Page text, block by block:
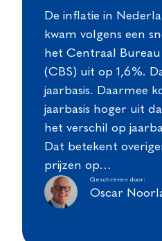
De inflatie in
kwam volgens een
het Centraal
(CBS) uit op 1,6%.
jaarbasis. Daarmee
jaarbasis hoger uit
het verschil op
Dat betekent
prijzen op…
Geschreven door:
Oscar